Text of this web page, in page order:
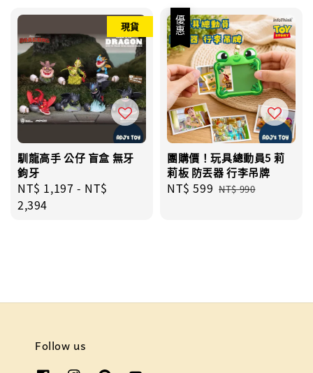
現貨
馴龍高手 公仔 盲盒 無牙
鉤牙
Regular
price
NT$ 1,197 - NT$
2,394
優惠
團購價！玩具總動員5 莉
莉板 防丟器 行李吊牌
Sale
NT$ 599 Regular
NT$ 990
Follow us